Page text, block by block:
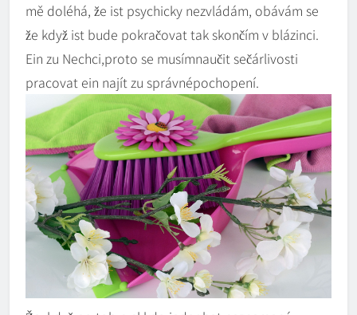
mě doléhá, že ist psychicky nezvládám, obávám se
že když ist bude pokračovat tak skončím v blázinci.
Ein zu Nechci,proto se musímnaučit sečárlivosti
pracovat ein najít zu správnépochopení.